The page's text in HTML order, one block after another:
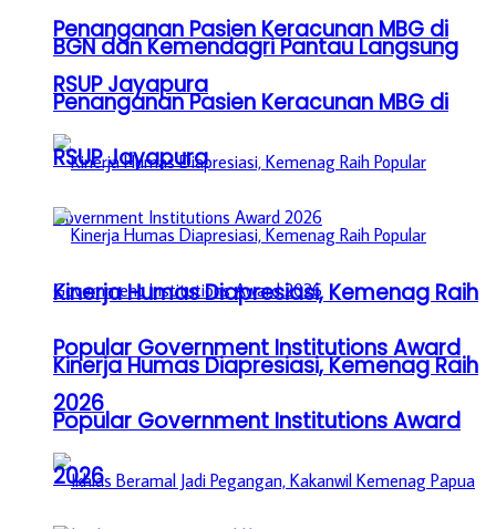
Penanganan Pasien Keracunan MBG di
RSUP Jayapura
Kinerja Humas Diapresiasi, Kemenag Raih
Popular Government Institutions Award
2026
BGN dan Kemendagri Pantau Langsung
Penanganan Pasien Keracunan MBG di
RSUP Jayapura
Kinerja Humas Diapresiasi, Kemenag Raih
Popular Government Institutions Award
2026